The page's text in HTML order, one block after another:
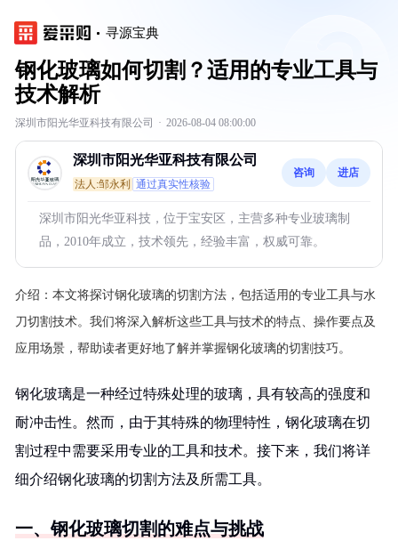
寻源宝典
钢化玻璃如何切割？适用的专业工具与
技术解析
深圳市阳光华亚科技有限公司 · 2026-08-04 08:00:00
深圳市阳光华亚科技有限公司
法人:邹永利 通过真实性核验
咨询 进店
深圳市阳光华亚科技，位于宝安区，主营多种专业玻璃制
品，2010年成立，技术领先，经验丰富，权威可靠。
介绍： 本文将探讨钢化玻璃的切割方法，包括适用的专业工具与水
刀切割技术。我们将深入解析这些工具与技术的特点、操作要点及
应用场景，帮助读者更好地了解并掌握钢化玻璃的切割技巧。
钢化玻璃是一种经过特殊处理的玻璃，具有较高的强度和
耐冲击性。然而，由于其特殊的物理特性，钢化玻璃在切
割过程中需要采用专业的工具和技术。接下来，我们将详
细介绍钢化玻璃的切割方法及所需工具。
一、钢化玻璃切割的难点与挑战